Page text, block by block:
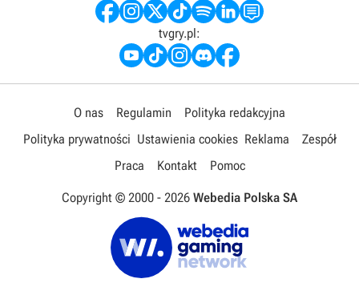
tvgry.pl:
O nas Regulamin
Polityka redakcyjna
Polityka prywatności Ustawienia cookies Reklama
Zespół
Praca
Kontakt Pomoc
Copyright © 2000 - 2026 Webedia Polska SA